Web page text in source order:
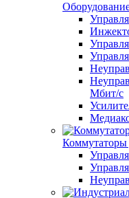
Мбит/с
Коммутаторы